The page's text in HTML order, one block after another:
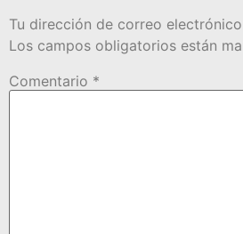
Tu dirección de correo
Los campos obligatorios están
Comentario *